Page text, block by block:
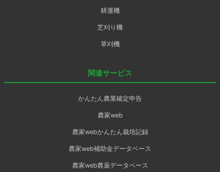
耕運機
芝刈り機
草刈機
関連サービス
かんたん農業確定申告
農家web
農家webかんたん栽培記録
農家web補助金データベース
農家web農薬データベース